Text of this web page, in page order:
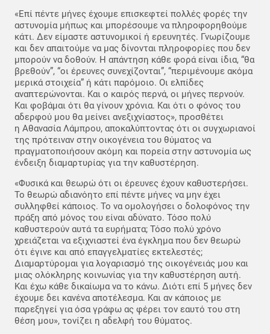
«Επί πέντε μήνες έχουμε επισκεφτεί πολλές φορές την
αστυνομία μήπως και μπορέσουμε να πληροφορηθούμε
κάτι. Δεν είμαστε αστυνομικοί ή ερευνητές. Γνωρίζουμε
και δεν απαιτούμε να μας δίνονται πληροφορίες που δεν
μπορούν να δοθούν. Η απάντηση κάθε φορά είναι ίδια, “θα
βρεθούν”, “οι έρευνες συνεχίζονται”, “περιμένουμε ακόμα
μερικά στοιχεία” ή κάτι παρόμοιο. Οι ελπίδες
αναπτερώνονται. Και ο καιρός περνά, οι μήνες περνούν.
Και φοβάμαι ότι θα γίνουν χρόνια. Και ότι ο φόνος του
αδερφού μου θα μείνει ανεξιχνίαστος», προσθέτει
η Αθανασία Λάμπρου, αποκαλύπτοντας ότι οι συγχωριανοί
της πρότειναν στην οικογένεια του θύματος να
πραγματοποιήσουν ακόμη και πορεία στην αστυνομία ως
ένδειξη διαμαρτυρίας για την καθυστέρηση.
«Φυσικά και θεωρώ ότι οι έρευνες έχουν καθυστερήσει.
Το θεωρώ αδιανόητο επί πέντε μήνες να μην έχει
συλληφθεί κάποιος. Το να ομολογήσει ο δολοφόνος την
πράξη από μόνος του είναι αδύνατο. Τόσο πολύ
καθυστερούν αυτά τα ευρήματα; Τόσο πολύ χρόνο
χρειάζεται να εξιχνιαστεί ένα έγκλημα που δεν θεωρώ
ότι έγινε και από επαγγελματίες εκτελεστές;
Διαμαρτύρομαι για λογαριασμό της οικογένειάς μου και
μιας ολόκληρης κοινωνίας για την καθυστέρηση αυτή.
Και έχω κάθε δικαίωμα να το κάνω. Διότι επί 5 μήνες δεν
έχουμε δει κανένα αποτέλεσμα. Και αν κάποιος με
παρεξηγεί για όσα γράφω ας φέρει τον εαυτό του στη
θέση μου», τονίζει η αδελφή του θύματος.